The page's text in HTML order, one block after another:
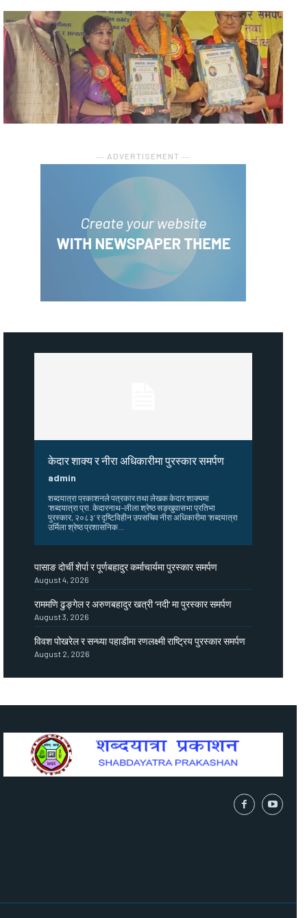
― ADVERTISEMENT ―
केदार शाक्य र नीरा अधिकारीमा पुरस्कार समर्पण
admin
शब्दयात्रा प्रकाशनले पत्रकार तथा लेखक केदार शाक्यमा
‘शब्दयात्रा प्रा. केदारनाथ–लीला श्रेष्ठ सङ्खुवासभा प्रतिभा
पुरस्कार, २०८३’ र दृष्टिविहीन उपसचिव नीरा अधिकारीमा ‘शब्दयात्रा
उर्मिला श्रेष्ठ प्रशासनिक...
पासाङ दोर्ची शेर्पा र पूर्णबहादुर कर्माचार्यमा पुरस्कार समर्पण
August 4, 2026
राममणि ढुङ्गेल र अरुणबहादुर खत्री ‘नदी’ मा पुरस्कार समर्पण
August 3, 2026
विवश पोखरेल र सन्ध्या पहाडीमा रणलक्ष्मी राष्ट्रिय पुरस्कार समर्पण
August 2, 2026